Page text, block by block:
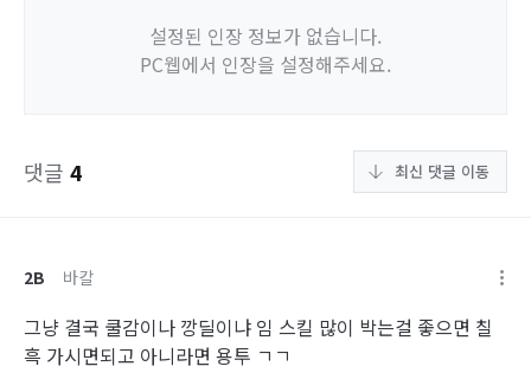
설정된 인장 정보가 없습니다.
PC웹에서 인장을 설정해주세요.
댓글 4 최신 댓글 이동
2B 바칼
그냥 결국 쿨감이나 깡딜이냐 임 스킬 많이 박는걸 좋으면 칠
흑 가시면되고 아니라면 용투 ㄱㄱ